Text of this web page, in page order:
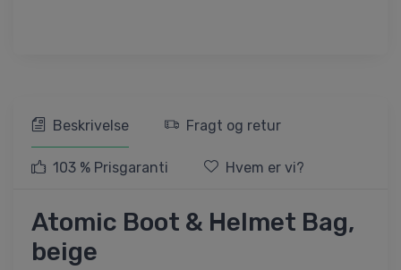
Beskrivelse Fragt og retur
103 % Prisgaranti Hvem er vi?
Atomic Boot & Helmet Bag,
beige